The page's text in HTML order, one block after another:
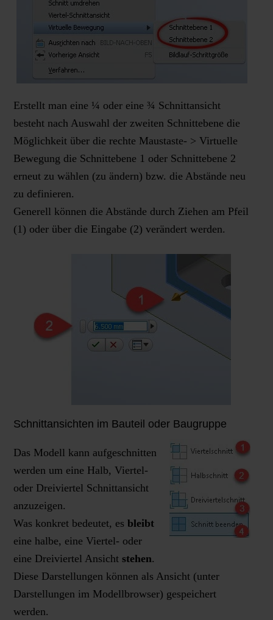
Erstellt man eine ¼ oder eine ¾ Schnittansicht
besteht nach Auswahl der zweiten Schnittebene die
Möglichkeit über die rechte Maustaste- > Virtuelle
Bewegung die Schnittebene 1 oder Schnittebene 2
erneut zu wählen (zu ändern) bzw. die Abstände neu
zu definieren.
Generell können die Abstände durch Ziehen am Pfeil
(1) oder über die Eingabe (2) verändert werden.
Schnittansichten im Bauteil oder Baugruppe
Das Modell kann aufgeschnitten
werden um eine Halb, Viertel-
oder Dreiviertel Schnittansicht
anzuzeigen.
Was konkret bedeutet, es bleibt
eine halbe, eine Viertel- oder
eine Dreiviertel Ansicht stehen.
Diese Darstellungen können als Ansicht (unter
Darstellungen im Modellbrowser) gespeichert
werden.